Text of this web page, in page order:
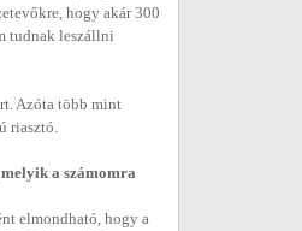
hogy akár 300
tudnak leszállni
Azóta több mint
riasztó.
a számomra
elmondható, hogy a